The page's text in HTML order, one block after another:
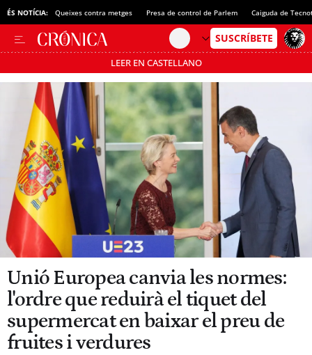
ÉS NOTÍCIA: Queixes contra metges Presa de control de Parlem Caiguda de
LEER EN CASTELLANO
Passa’t al mode estalvi
Unió Europea canvia les normes:
l'ordre que reduirà el tiquet del
supermercat en baixar el preu de
fruites i verdures